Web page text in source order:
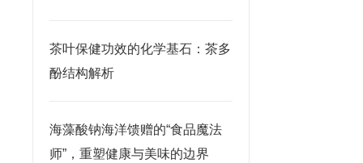
茶叶保健功效的化学基石：茶多
酚结构解析
海藻酸钠海洋馈赠的“食品魔法
师”，重塑健康与美味的边界